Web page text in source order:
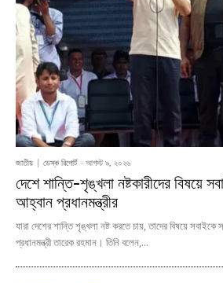
জাতীয় ডেস্ক রিপোর্ট - আগস্ট ৯, ২০২৬
দেশে শান্তি-শৃঙ্খলা নষ্টকারীদের বিষয়ে
আহ্বান প্রধানমন্ত্রীর
যারা দেশের শান্তি শৃঙ্খলা নষ্ট করতে চায়, তাদের বিষয়ে
প্রধানমন্ত্রী তারেক রহমান। তিনি বলেন,...